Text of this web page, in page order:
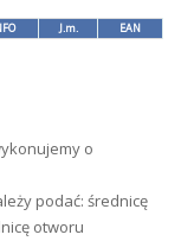
J.m. EAN
o
podać: średnicę
otworu